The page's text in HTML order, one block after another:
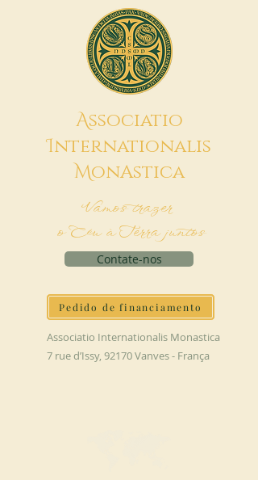
Associatio
Internationalis
MonAstica
Vamos trazer
o Céu à Terra juntos
Contate-nos
Pedido de financiamento
Associatio Internationalis Monastica
7 rue d’Issy, 92170 Vanves - França